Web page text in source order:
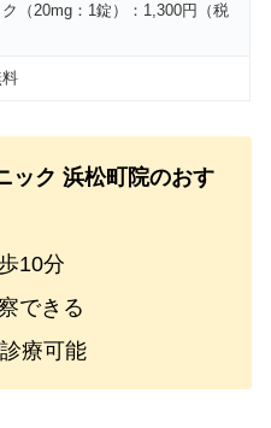
（20mg：1錠）：1,300円（税
ック 浜松町院のおす
10分
できる
療可能